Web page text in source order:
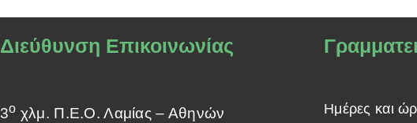
Διεύθυνση Επικοινωνίας
3ο χλμ. Π.Ε.Ο. Λαμίας – Αθηνών Ημέρες και